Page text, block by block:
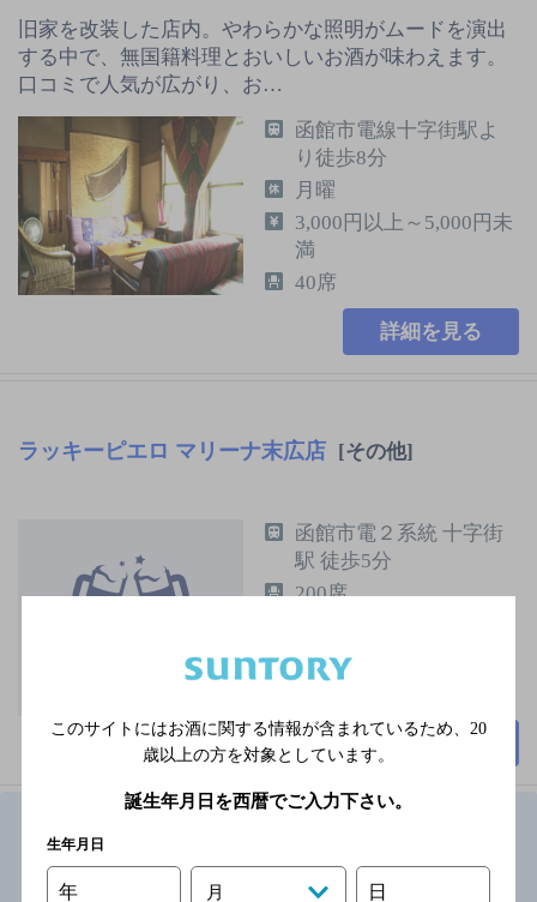
旧家を改装した店内。やわらかな照明がムードを演出
する中で、無国籍料理とおいしいお酒が味わえます。
口コミで人気が広がり、お…
函館市電線十字街駅よ
り徒歩8分
月曜
3,000円以上～5,000円未
満
40席
詳細を見る
ラッキーピエロ マリーナ末広店 [その他]
函館市電２系統 十字街
駅 徒歩5分
200席
詳細を見る
十字街駅(北海道)周辺500mのお店TOP
このサイトにはお酒に関する情報が含まれているため、 20
歳以上の方を対象としています。
誕生年月日を西暦でご入力下さい。
生年月日
年 月 日